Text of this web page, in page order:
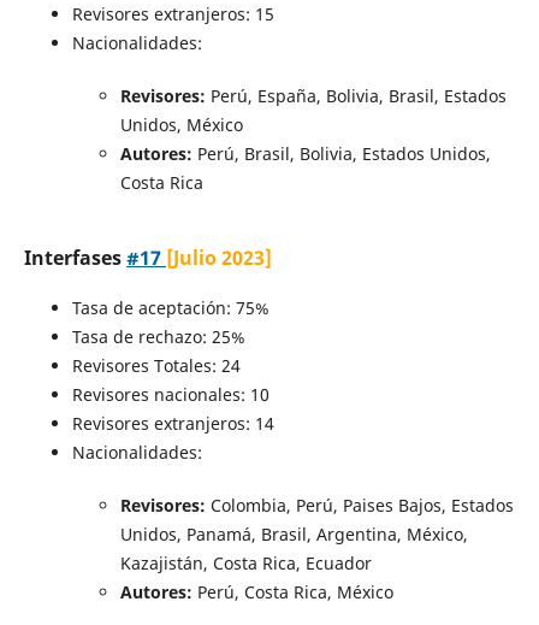
Revisores extranjeros: 15
Nacionalidades:
Revisores: Perú, España, Bolivia, Brasil, Estados
Unidos, México
Autores: Perú, Brasil, Bolivia, Estados Unidos,
Costa Rica
Interfases#17 [Julio 2023]
Tasa de aceptación: 75%
Tasa de rechazo: 25%
Revisores Totales: 24
Revisores nacionales: 10
Revisores extranjeros: 14
Nacionalidades:
Revisores: Colombia, Perú, Paises Bajos, Estados
Unidos, Panamá, Brasil, Argentina, México,
Kazajistán, Costa Rica, Ecuador
Autores: Perú, Costa Rica, México